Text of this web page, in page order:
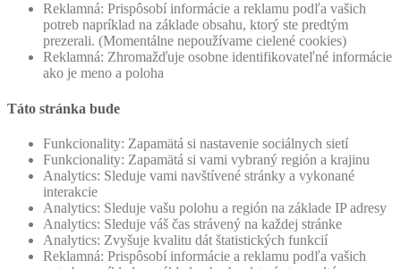
Reklamná: Prispôsobí informácie a reklamu podľa vašich
potreb napríklad na základe obsahu, ktorý ste predtým
prezerali. (Momentálne nepoužívame cielené cookies)
Reklamná: Zhromažďuje osobne identifikovateľné informácie
ako je meno a poloha
Táto stránka bude
Funkcionality: Zapamätá si nastavenie sociálnych sietí
Funkcionality: Zapamätá si vami vybraný región a krajinu
Analytics: Sleduje vami navštívené stránky a vykonané
interakcie
Analytics: Sleduje vašu polohu a región na základe IP adresy
Analytics: Sleduje váš čas strávený na každej stránke
Analytics: Zvyšuje kvalitu dát štatistických funkcií
Reklamná: Prispôsobí informácie a reklamu podľa vašich